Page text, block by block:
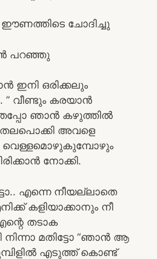
ഈണത്തിടെ ചോദിച്ചു
പറഞ്ഞു
ഇനി ഒരിക്കലും
” വീണ്ടും കരയാൻ
ഞാൻ കഴുത്തിൽ
തലപൊക്കി അവളെ
വെള്ളമൊഴുകുമ്പോഴും
നോക്കി.
എന്നെ നീയല്ലാതെ
കളിയാക്കാനും നീ
തടാക
നിന്നാ മതിട്ടോ “ഞാൻ ആ
എടുത്ത് കൊണ്ട്